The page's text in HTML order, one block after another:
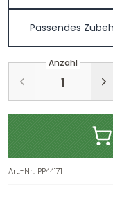
Passendes
Anzahl
Art.-Nr.: PP44171